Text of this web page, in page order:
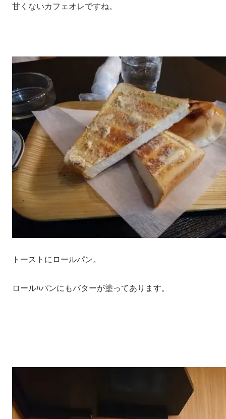
甘くないカフェオレですね。
トーストにロールパン。
ロールﾊパンにもバターが塗ってあります。